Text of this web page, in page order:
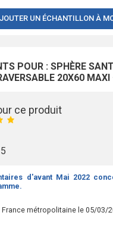
UN ÉCHANTILLON À
POUR : SPHÈRE
20X60 MAXI
ce produit
d'avant Mai 2022
France métropolitaine le 05/03/